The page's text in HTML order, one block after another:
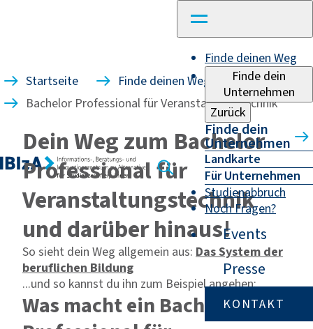
Finde deinen Weg
Finde dein
Unternehmen
Zurück
Finde dein
Unternehmen
Landkarte
Für Unternehmen
Studienabbruch
Noch Fragen?
Events
Presse
KONTAKT
Startseite
Finde deinen Weg
Bachelor Professional für Veranstaltungstechnik
Dein Weg zum Bachelor
Professional für
Veranstaltungstechnik
und darüber hinaus!
So sieht dein Weg allgemein aus: Das System der
beruflichen Bildung
...und so kannst du ihn zum Beispiel angehen:
Was macht ein Bachelor